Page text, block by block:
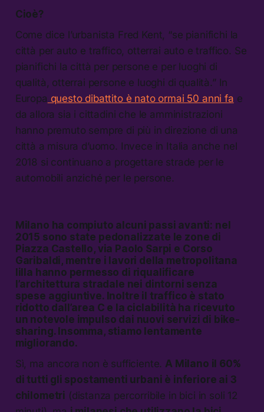
Cioè?
Come dice l’urbanista Fred Kent, “se pianifichi la
città per auto e traffico, otterrai auto e traffico. Se
pianifichi la città per persone e per luoghi di
qualità, otterrai persone e luoghi di qualità.” In
Europa questo dibattito è nato ormai 50 anni fa e
da allora sia i cittadini che le amministrazioni
hanno premuto sempre di più in direzione di una
città a misura d’uomo. Invece in Italia anche nel
2018 si continuano a progettare strade per le
automobili anziché per le persone.
Milano ha compiuto alcuni passi avanti: nel
2015 sono state pedonalizzate le zone di
Piazza Castello, via Paolo Sarpi e Corso
Garibaldi, mentre i lavori della metropolitana
lilla hanno permesso di riqualificare
l’architettura stradale nei dintorni senza
spese aggiuntive. Inoltre il traffico è stato
ridotto dall’area C e la ciclabilità ha ricevuto
un notevole impulso dai nuovi servizi di bike-
sharing. Insomma, stiamo lentamente
migliorando.
Sì, ma ancora non è sufficiente. A Milano il 60%
di tutti gli spostamenti urbani è inferiore ai 3
chilometri (distanza percorribile in bici in soli 12